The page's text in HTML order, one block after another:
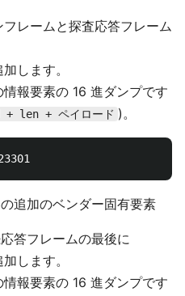
レームと探査応答フレーム
します。
報要素の 16 進ダンプです
len + ペイロード )。
追加のベンダー固有要素
答フレームの最後に
します。
報要素の 16 進ダンプです